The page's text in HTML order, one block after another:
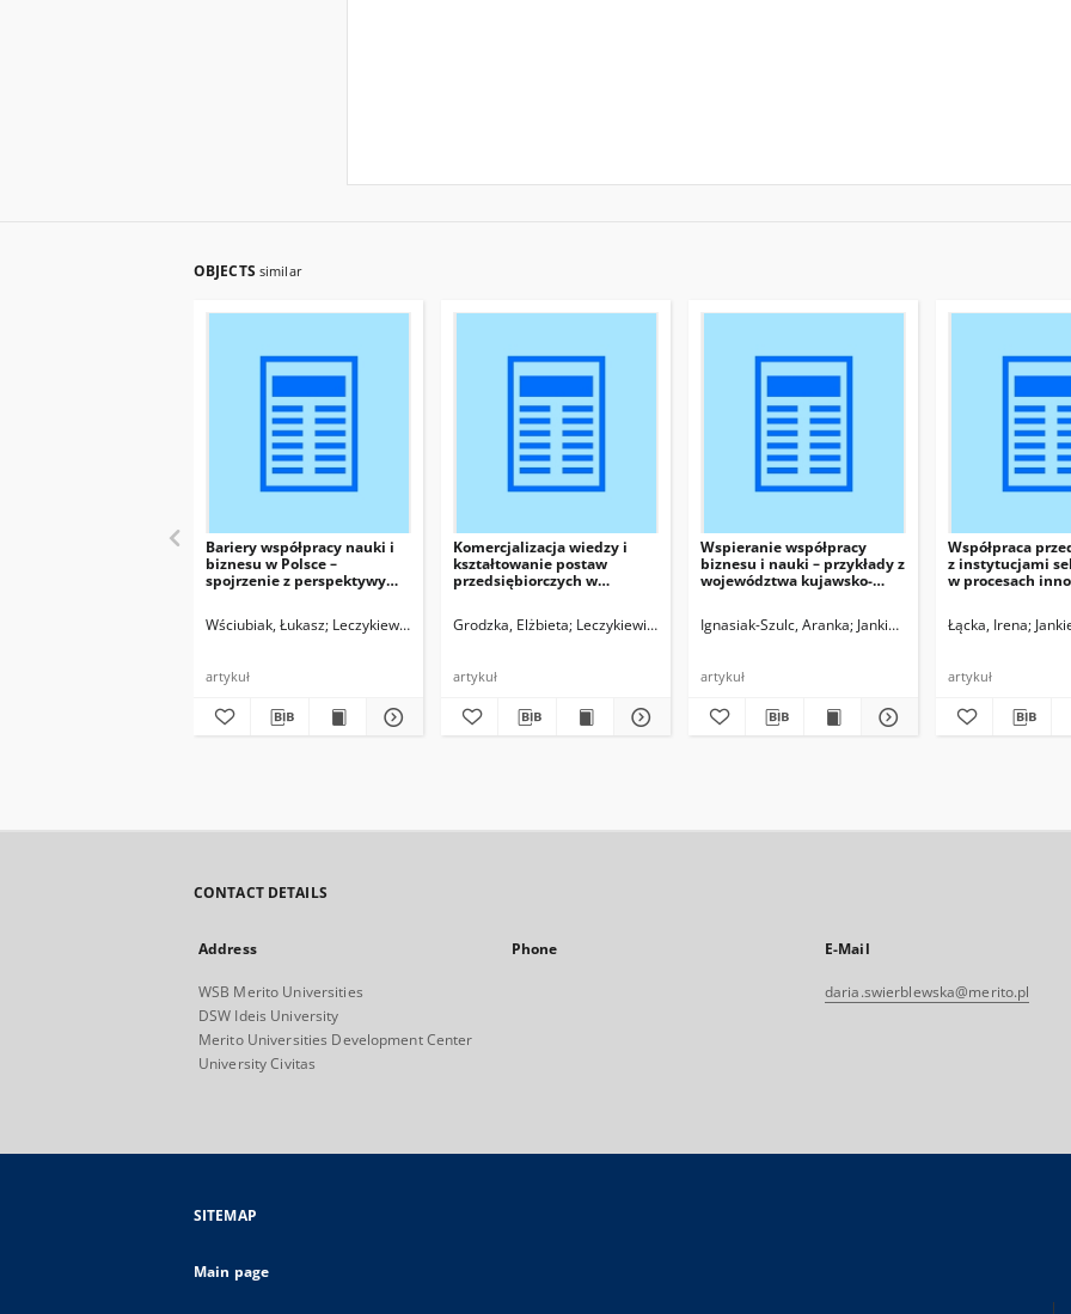
OBJECTS similar
Bariery współpracy nauki i
biznesu w Polsce –
spojrzenie z perspektywy
technologii
Wściubiak, Łukasz Leczykiewicz, Tadeusz, red.
artykuł
Komercjalizacja wiedzy i
kształtowanie postaw
przedsiębiorczych w
model polski i amerykański
Grodzka, Elżbieta Leczykiewicz, Tadeusz, red.
artykuł
Wspieranie współpracy
biznesu i nauki – przykłady z
województwa kujawsko-
Ignasiak-Szulc, Aranka Jankiewicz, Sławomir, red.
artykuł
Współpraca
z instytucjami
w procesach
gospodarki
Łącka, Irena
artykuł
CONTACT DETAILS
Address
WSB Merito Universities
DSW Ideis University
Merito Universities Development Center
University Civitas
Phone E-Mail
daria.swierblewska@merito.pl
SITEMAP
Main page